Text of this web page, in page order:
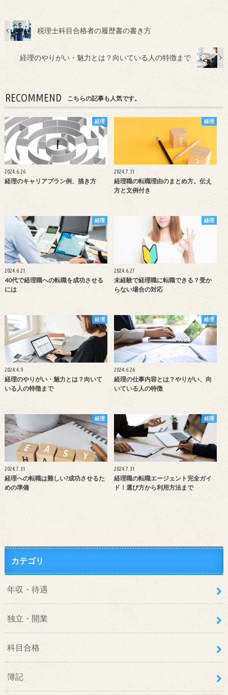
税理士科目合格者の履歴書の書き方
経理のやりがい・魅力とは？向いている人の特徴まで
RECOMMEND こちらの記事も人気です。
経理
2024.6.26
経理のキャリアプラン例、描き方
経理
2024.7.31
経理職の転職理由のまとめ方。伝え
方と文例付き
経理
2024.6.21
40代で経理職への転職を成功させる
には
経理
2024.6.27
未経験で経理職に転職できる？受か
らない場合の対応
経理
2024.4.9
経理のやりがい・魅力とは？向いて
いる人の特徴まで
経理
2024.6.26
経理の仕事内容とは？やりがい、向
いている人の特徴
経理
2024.7.31
経理への転職は難しい?成功させるた
めの準備
経理
2024.7.31
経理職の転職エージェント完全ガイ
ド！選び方から利用方法まで
カテゴリ
年収・待遇
独立・開業
科目合格
簿記